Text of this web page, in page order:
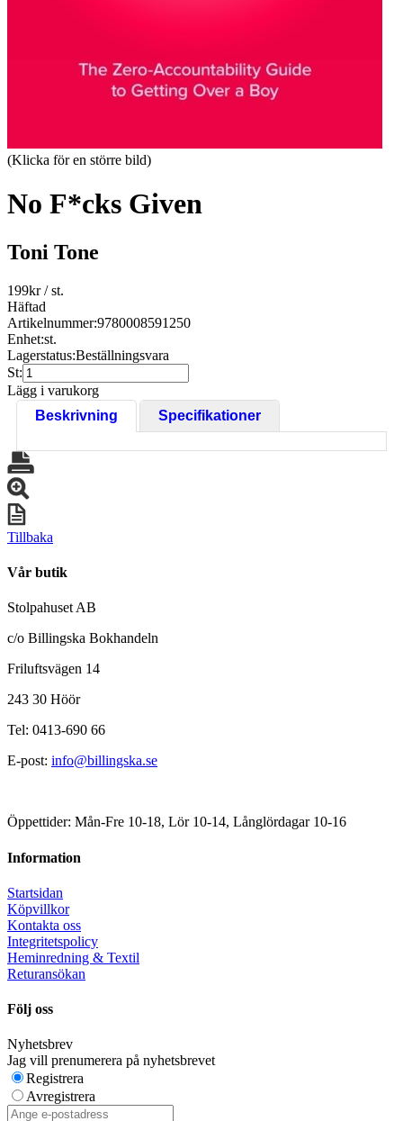
(Klicka för en större bild)
No F*cks Given
Toni Tone
199kr/ st.
Häftad
Artikelnummer:9780008591250
Enhet:st.
Lagerstatus:Beställningsvara
St:
Lägg i varukorg
Beskrivning
Specifikationer
Tillbaka
Vår butik
Stolpahuset AB
c/o Billingska Bokhandeln
Friluftsvägen 14
243 30 Höör
Tel: 0413-690 66
E-post: info@billingska.se
Öppettider: Mån-Fre 10-18, Lör 10-14, Långlördagar 10-16
Information
Startsidan
Köpvillkor
Kontakta oss
Integritetspolicy
Heminredning & Textil
Returansökan
Följ oss
Nyhetsbrev
Jag vill prenumerera på nyhetsbrevet
Registrera
Avregistrera